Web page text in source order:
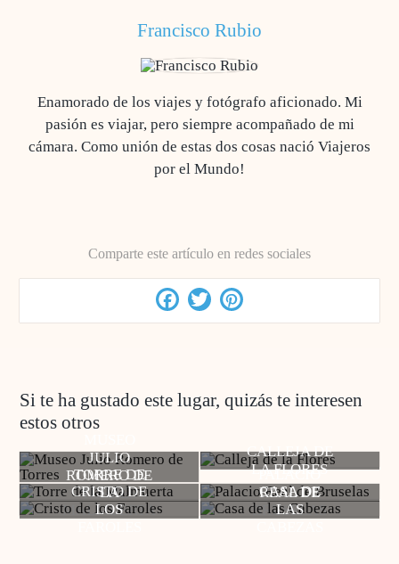
Francisco Rubio
Enamorado de los viajes y fotógrafo aficionado. Mi
pasión es viajar, pero siempre acompañado de mi
cámara. Como unión de estas dos cosas nació Viajeros
por el Mundo!
Comparte este artículo en redes sociales
Facebook
Twitter
Si te ha gustado este lugar, quizás te interesen
estos otros
JULIO
ROMERO DE
TORRES
CALLEJA DE
LA FLORES
TORRE DE
LA
MALMUERTA
PALACIO
REAL DE
BRUSELAS
CRISTO DE
LOS
CASA DE
LAS